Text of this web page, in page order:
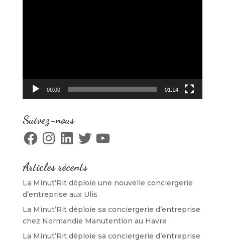
00:00 01:14
Suivez-nous
FacebookInstagramLinkedInTwitterYouTube
Articles récents
La Minut’Rit déploie une nouvelle conciergerie
d’entreprise aux Ulis
La Minut’Rit déploie sa conciergerie d’entreprise
chez Normandie Manutention au Havre
La Minut’Rit déploie sa conciergerie d’entreprise